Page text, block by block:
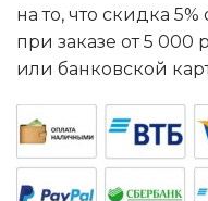
на то, что скидка 5%
при заказе от 5 000
или банковской